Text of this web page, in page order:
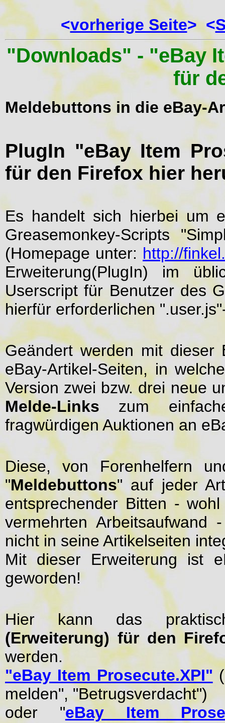
<vorherige Seite> <
"Downloads" - "eBay
für
Meldebuttons in die eBay-
PlugIn "eBay Item
für den Firefox hier
Es handelt sich hierbei um
Greasemonkey-Scripts
(Homepage unter: http://
Erweiterung(PlugIn) im
Userscript für Benutzer des
hierfür erforderlichen
Geändert werden mit dieser
eBay-Artikel-Seiten, in
Version zwei bzw. drei neue
Melde-Links zum
fragwürdigen Auktionen an
Diese, von Forenhelfern
"Meldebuttons" auf jeder
entsprechender Bitten -
vermehrten
nicht in seine Artikelseiten
Mit dieser Erweiterung ist
geworden!
Hier kann das
(Erweiterung) für den
werden.
"eBay Item Prosecute.XPI"
melden", "Betrugsverdacht")
oder "eBay Item